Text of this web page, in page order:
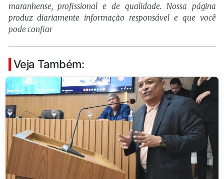
maranhense, profissional e de qualidade. Nossa página
produz diariamente informação responsável e que você
pode confiar
Veja Também: